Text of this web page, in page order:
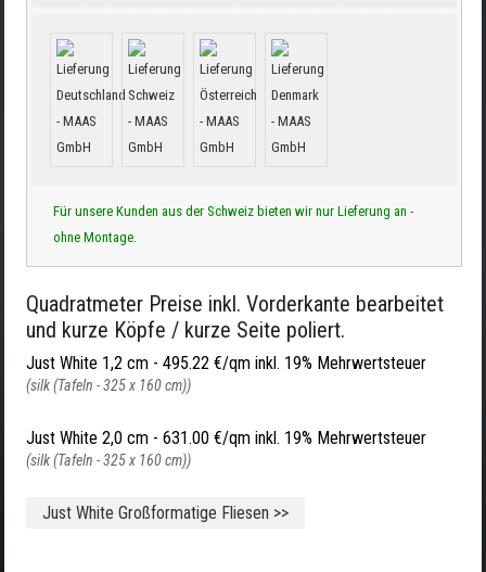
Für unsere Kunden aus der Schweiz bieten wir nur Lieferung an -
ohne Montage.
Quadratmeter Preise inkl. Vorderkante bearbeitet
und kurze Köpfe / kurze Seite poliert.
Just White 1,2 cm - 495.22 €/qm inkl. 19% Mehrwertsteuer
(silk (Tafeln - 325 x 160 cm))
Just White 2,0 cm - 631.00 €/qm inkl. 19% Mehrwertsteuer
(silk (Tafeln - 325 x 160 cm))
Just White Großformatige Fliesen >>